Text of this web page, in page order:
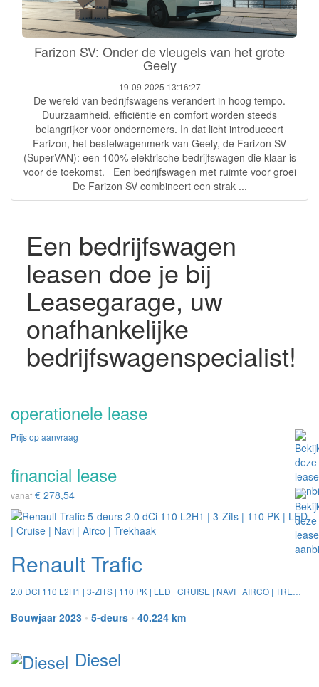
Farizon SV: Onder de vleugels van het grote
Geely
19-09-2025 13:16:27
De wereld van bedrijfswagens verandert in hoog tempo.
Duurzaamheid, efficiëntie en comfort worden steeds
belangrijker voor ondernemers. In dat licht introduceert
Farizon, het bestelwagenmerk van Geely, de Farizon SV
(SuperVAN): een 100% elektrische bedrijfswagen die klaar is
voor de toekomst. Een bedrijfswagen met ruimte voor groei
De Farizon SV combineert een strak ...
Een bedrijfswagen
leasen doe je bij
Leasegarage, uw
onafhankelijke
bedrijfswagenspecialist!
operationele lease
Prijs op aanvraag
financial lease
vanaf € 278,54
Renault Trafic
2.0 DCI 110 L2H1 | 3-ZITS | 110 PK | LED | CRUISE | NAVI | AIRCO | TREKHAAK
Bouwjaar 2023 • 5-deurs • 40.224 km
Diesel